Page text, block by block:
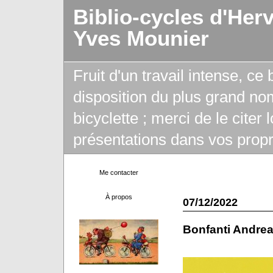
Biblio-cycles
Yves Mounier
Fruit d'un travail intense, ce
disposition du plus grand
bicyclette ; merci de le citer
présentations dans vos
Me contacter
À propos 07/12/2022
Bonfanti Andrea